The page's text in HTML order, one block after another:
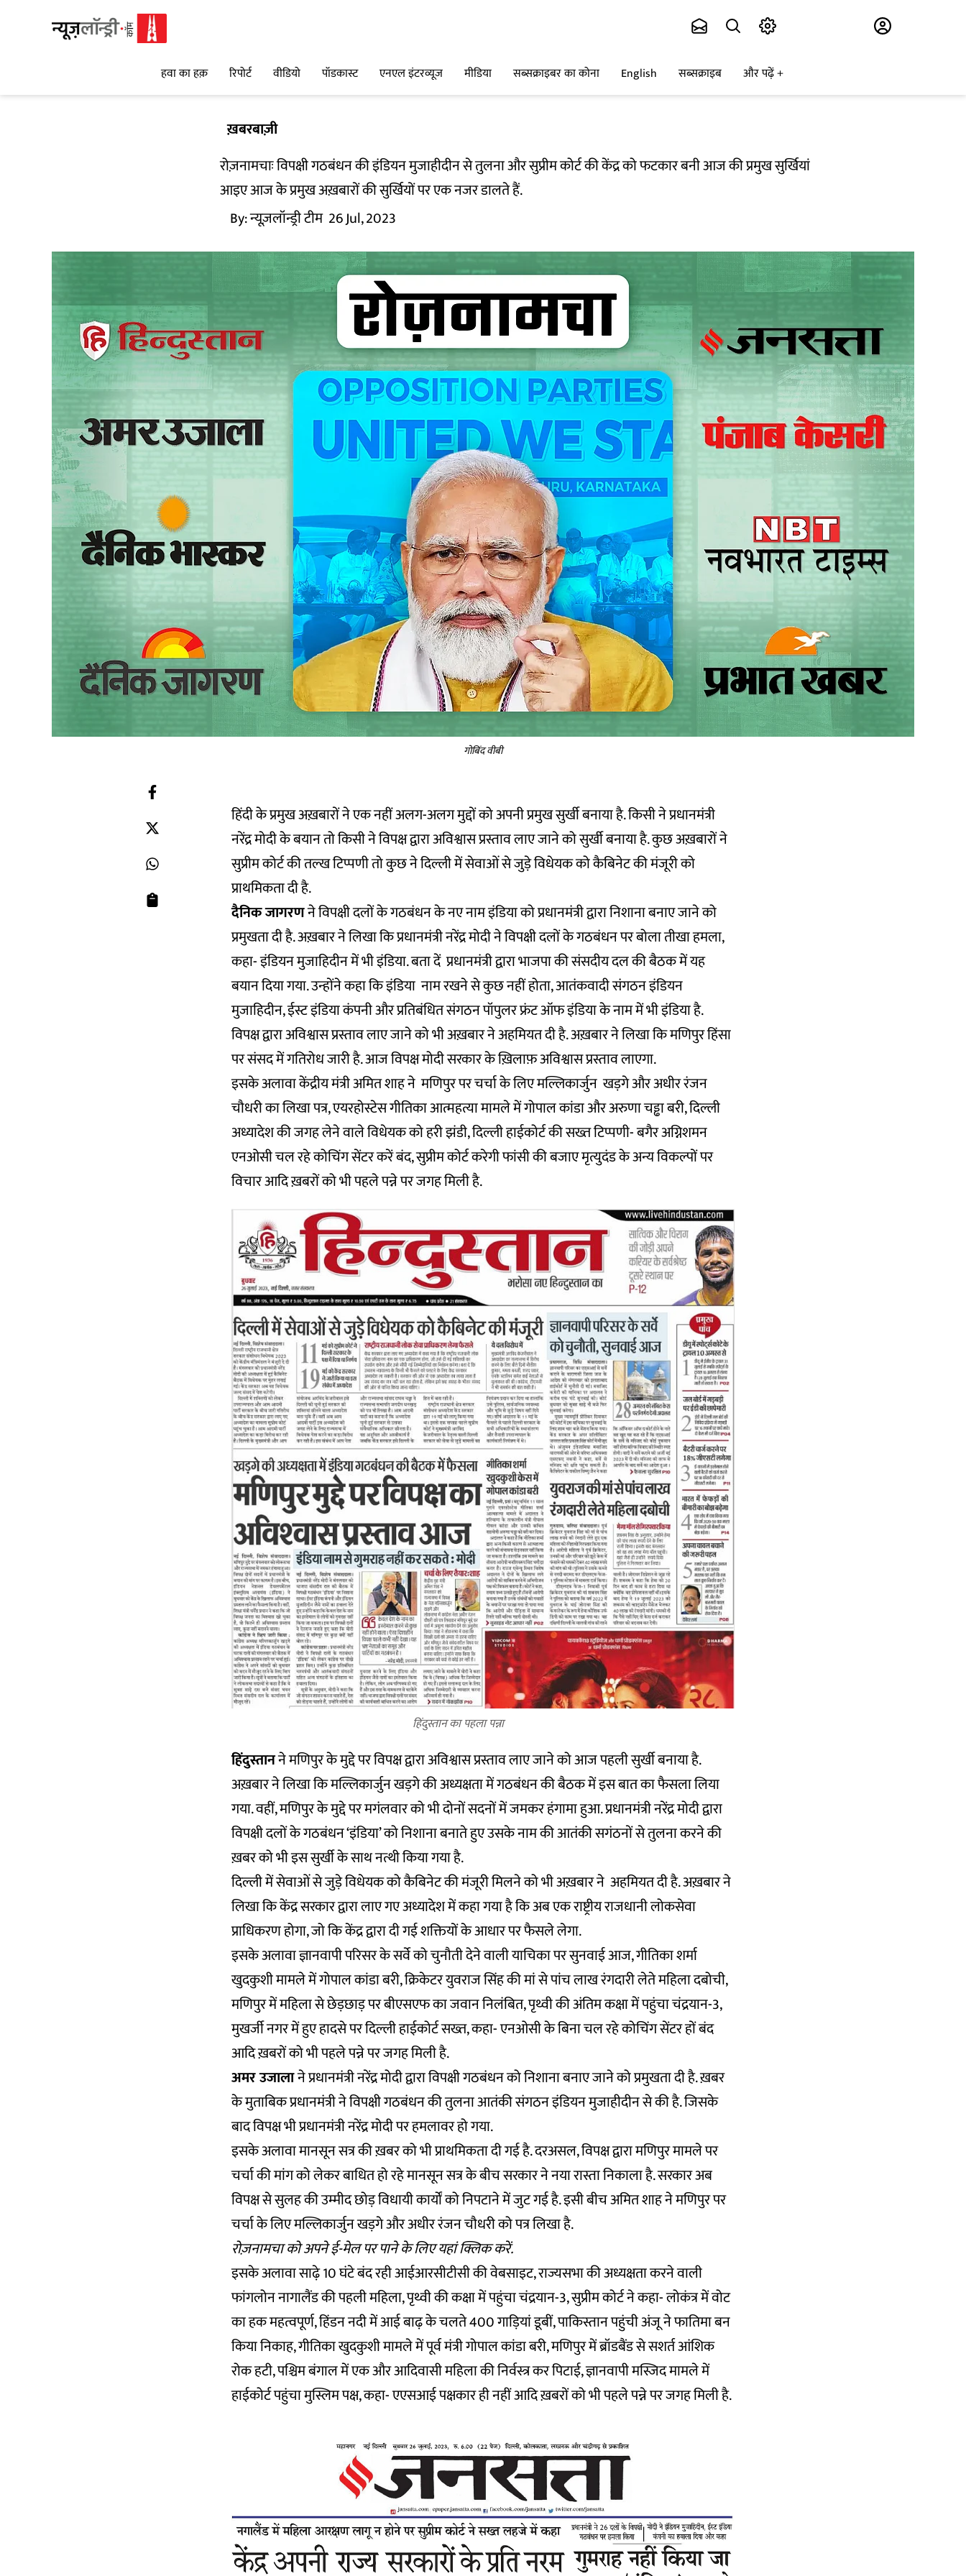
हवा का हक़ रिपोर्ट वीडियो पॉडकास्ट एनएल इंटरव्यूज मीडिया सब्सक्राइबर का कोना English सब्सक्राइब और पढ़ें
ख़बरबाज़ी
रोज़नामचाः विपक्षी गठबंधन की इंडियन मुजाहीदीन से तुलना और सुप्रीम कोर्ट की केंद्र को फटकार बनी आज की प्रमुख सुर्खियां
आइए आज के प्रमुख अख़बारों की सुर्खियों पर एक नजर डालते हैं.
By:न्यूज़लॉन्ड्री टीम 26 Jul, 2023
गोबिंद वीबी
हिंदी के प्रमुख अख़बारों ने एक नहीं अलग-अलग मुद्दों को अपनी प्रमुख सुर्खी बनाया है. किसी ने प्रधानमंत्री
नरेंद्र मोदी के बयान तो किसी ने विपक्ष द्वारा अविश्वास प्रस्ताव लाए जाने को सुर्खी बनाया है. कुछ अख़बारों ने
सुप्रीम कोर्ट की तल्ख टिप्पणी तो कुछ ने दिल्ली में सेवाओं से जुड़े विधेयक को कैबिनेट की मंजूरी को
प्राथमिकता दी है.
दैनिक जागरणने विपक्षी दलों के गठबंधन के नए नाम इंडिया को प्रधानमंत्री द्वारा निशाना बनाए जाने को
प्रमुखता दी है. अख़बार ने लिखा कि प्रधानमंत्री नरेंद्र मोदी ने विपक्षी दलों के गठबंधन पर बोला तीखा हमला,
कहा- इंडियन मुजाहिदीन में भी इंडिया. बता दें प्रधानमंत्री द्वारा भाजपा की संसदीय दल की बैठक में यह
बयान दिया गया. उन्होंने कहा कि इंडिया नाम रखने से कुछ नहीं होता, आतंकवादी संगठन इंडियन
मुजाहिदीन, ईस्ट इंडिया कंपनी और प्रतिबंधित संगठन पॉपुलर फ्रंट ऑफ इंडिया के नाम में भी इंडिया है.
विपक्ष द्वारा अविश्वास प्रस्ताव लाए जाने को भी अख़बार ने अहमियत दी है. अख़बार ने लिखा कि मणिपुर हिंसा
पर संसद में गतिरोध जारी है. आज विपक्ष मोदी सरकार के ख़िलाफ़ अविश्वास प्रस्ताव लाएगा.
इसके अलावा केंद्रीय मंत्री अमित शाह ने मणिपुर पर चर्चा के लिए मल्लिकार्जुन खड़गे और अधीर रंजन
चौधरी का लिखा पत्र, एयरहोस्टेस गीतिका आत्महत्या मामले में गोपाल कांडा और अरुणा चड्ढा बरी, दिल्ली
अध्यादेश की जगह लेने वाले विधेयक को हरी झंडी, दिल्ली हाईकोर्ट की सख्त टिप्पणी- बगैर अग्निशमन
एनओसी चल रहे कोचिंग सेंटर करें बंद, सुप्रीम कोर्ट करेगी फांसी की बजाए मृत्युदंड के अन्य विकल्पों पर
विचार आदि ख़बरों को भी पहले पन्ने पर जगह मिली है.
हिंदुस्तान का पहला पन्ना
हिंदुस्तानने मणिपुर के मुद्दे पर विपक्ष द्वारा अविश्वास प्रस्ताव लाए जाने को आज पहली सुर्खी बनाया है.
अख़बार ने लिखा कि मल्लिकार्जुन खड़गे की अध्यक्षता में गठबंधन की बैठक में इस बात का फैसला लिया
गया. वहीं, मणिपुर के मुद्दे पर मगंलवार को भी दोनों सदनों में जमकर हंगामा हुआ. प्रधानमंत्री नरेंद्र मोदी द्वारा
विपक्षी दलों के गठबंधन ‘इंडिया’ को निशाना बनाते हुए उसके नाम की आतंकी सगंठनों से तुलना करने की
ख़बर को भी इस सुर्खी के साथ नत्थी किया गया है.
दिल्ली में सेवाओं से जुड़े विधेयक को कैबिनेट की मंजूरी मिलने को भी अख़बार ने अहमियत दी है. अख़बार ने
लिखा कि केंद्र सरकार द्वारा लाए गए अध्यादेश में कहा गया है कि अब एक राष्ट्रीय राजधानी लोकसेवा
प्राधिकरण होगा, जो कि केंद्र द्वारा दी गई शक्तियों के आधार पर फैसले लेगा.
इसके अलावा ज्ञानवापी परिसर के सर्वे को चुनौती देने वाली याचिका पर सुनवाई आज, गीतिका शर्मा
खुदकुशी मामले में गोपाल कांडा बरी, क्रिकेटर युवराज सिंह की मां से पांच लाख रंगदारी लेते महिला दबोची,
मणिपुर में महिला से छेड़छाड़ पर बीएसएफ का जवान निलंबित, पृथ्वी की अंतिम कक्षा में पहुंचा चंद्रयान-3,
मुखर्जी नगर में हुए हादसे पर दिल्ली हाईकोर्ट सख्त, कहा- एनओसी के बिना चल रहे कोचिंग सेंटर हों बंद
आदि ख़बरों को भी पहले पन्ने पर जगह मिली है.
अमर उजालाने प्रधानमंत्री नरेंद्र मोदी द्वारा विपक्षी गठबंधन को निशाना बनाए जाने को प्रमुखता दी है. ख़बर
के मुताबिक प्रधानमंत्री ने विपक्षी गठबंधन की तुलना आतंकी संगठन इंडियन मुजाहीदीन से की है. जिसके
बाद विपक्ष भी प्रधानमंत्री नरेंद्र मोदी पर हमलावर हो गया.
इसके अलावा मानसून सत्र की ख़बर को भी प्राथमिकता दी गई है. दरअसल, विपक्ष द्वारा मणिपुर मामले पर
चर्चा की मांग को लेकर बाधित हो रहे मानसून सत्र के बीच सरकार ने नया रास्ता निकाला है. सरकार अब
विपक्ष से सुलह की उम्मीद छोड़ विधायी कार्यों को निपटाने में जुट गई है. इसी बीच अमित शाह ने मणिपुर पर
चर्चा के लिए मल्लिकार्जुन खड़गे और अधीर रंजन चौधरी को पत्र लिखा है.
रोज़नामचा को अपने ई-मेल पर पाने के लिएयहांक्लिक करें.
इसके अलावा साढ़े 10 घंटे बंद रही आईआरसीटीसी की वेबसाइट, राज्यसभा की अध्यक्षता करने वाली
फांगलोन नागालैंड की पहली महिला, पृथ्वी की कक्षा में पहुंचा चंद्रयान-3, सुप्रीम कोर्ट ने कहा- लोकंत्र में वोट
का हक महत्वपूर्ण, हिंडन नदी में आई बाढ़ के चलते 400 गाड़ियां डूबीं, पाकिस्तान पहुंची अंजू ने फातिमा बन
किया निकाह, गीतिका खुदकुशी मामले में पूर्व मंत्री गोपाल कांडा बरी, मणिपुर में ब्रॉडबैंड से सशर्त आंशिक
रोक हटी, पश्चिम बंगाल में एक और आदिवासी महिला की निर्वस्त्र कर पिटाई, ज्ञानवापी मस्जिद मामले में
हाईकोर्ट पहुंचा मुस्लिम पक्ष, कहा- एएसआई पक्षकार ही नहीं आदि ख़बरों को भी पहले पन्ने पर जगह मिली है.